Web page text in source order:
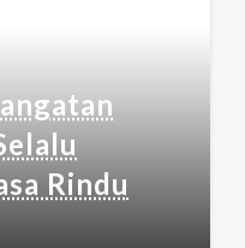
Rindu